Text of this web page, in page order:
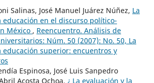
Salinas, José Manuel Juárez Núñez, La
educación en el discurso político-
México , Reencuentro. Análisis de
Núm. 50 (2007): No. 50, La
educación superior: encuentros y
Espinosa, José Luis Sanpedro
Acosta Ochoa, ¿ La evaluación y la